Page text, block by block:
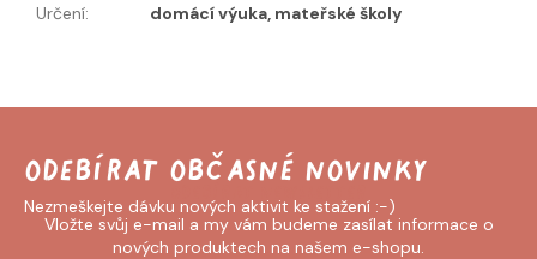
Určení: domácí výuka, mateřské školy
Vložte svůj e-mail a my vám budeme zasílat informace o
nových produktech na našem e-shopu.